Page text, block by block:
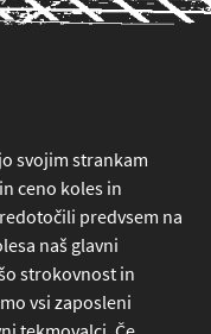
svojim strankam
ceno koles in
predvsem na
naš glavni
strokovnost in
vsi zaposleni